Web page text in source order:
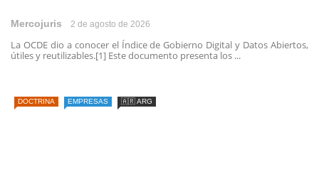
Mercojuris 2 de agosto de 2026
La OCDE dio a conocer el Índice de Gobierno Digital y Datos Abiertos,
útiles y reutilizables.[1] Este documento presenta los ...
DOCTRINA EMPRESAS 🇦🇷 ARG